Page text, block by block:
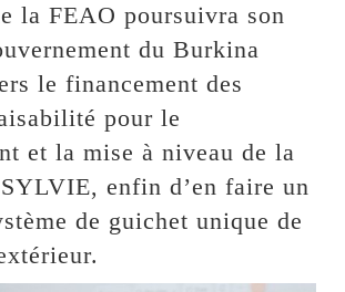
la FEAO poursuivra son
du Burkina
le financement des
pour le
et la mise à niveau de la
enfin d’en faire un
de guichet unique de